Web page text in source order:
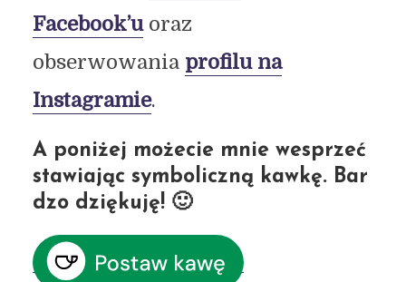
Facebook’uoraz
obserwowania profilu na
Instagramie.
A poniżej możecie mnie wesprzeć
stawiając symboliczną kawkę. Bar
dzo dziękuję! 🙂